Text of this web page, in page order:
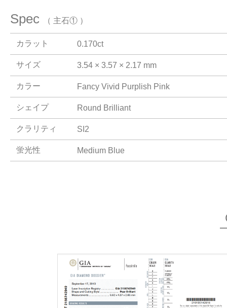
Spec （ 主石① ）
カラット 0.170ct
サイズ 3.54 × 3.57 × 2.17 mm
カラー Fancy Vivid Purplish Pink
シェイプ Round Brilliant
クラリティ SI2
蛍光性 Medium Blue